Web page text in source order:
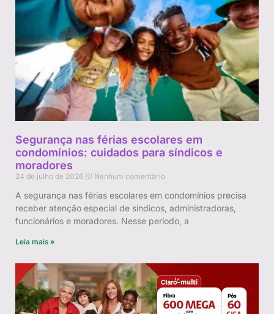
Segurança nas férias escolares em
condomínios: cuidados para síndicos e
moradores
24 de julho de 2026 Nenhum comentário
A segurança nas férias escolares em condomínios precisa
receber atenção especial de síndicos, administradoras,
funcionários e moradores. Nesse período, a
Leia mais »